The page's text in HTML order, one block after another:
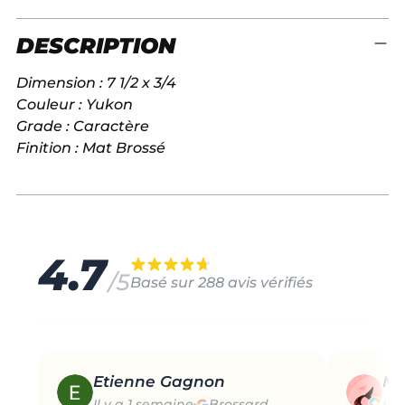
A
O
U
E
R
P
R
Ajouter
un
à
votre
panier
DESCRIPTION
Dimension : 7 1/2 x 3/4
Couleur : Yukon
Grade : Caractère
Finition : Mat Brossé
4.7/5Basé sur 288 avis vérifiés
Etienne Gagnon